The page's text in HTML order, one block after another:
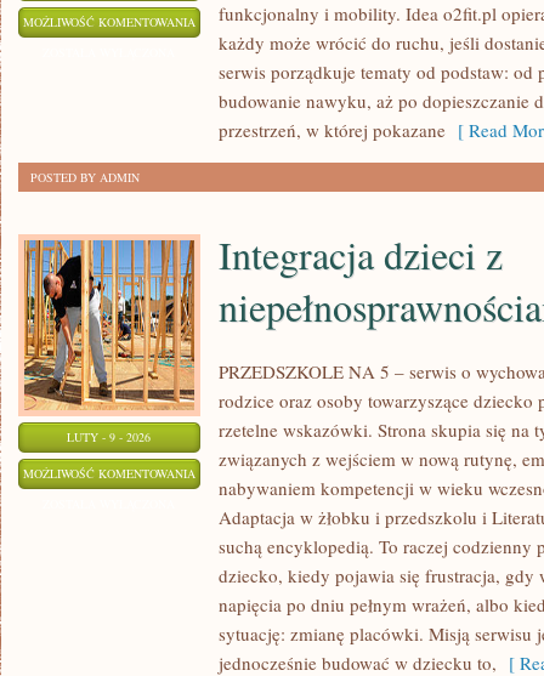
MOŻLIWOŚĆ KOMENTOWANIA KOBIETA
FORMIE
funkcjonalny i mobility. Idea o2fit.pl
każdy może wrócić do ruchu, jeśli
serwis porządkuje tematy od podstaw: od
budowanie nawyku, aż po dopieszczanie
przestrzeń, w której pokazane [ Read
POSTED BY ADMIN
LUTY - 9 - 2026
MOŻLIWOŚĆ KOMENTOWANIA INTEGRACJA
NIEPEŁNOSPRAWNOŚCIAMI
Integracja dzieci z
PRZEDSZKOLE NA 5 – serwis o
rodzice oraz osoby towarzyszące dziecko
rzetelne wskazówki. Strona skupia się na
związanych z wejściem w nową rutynę,
nabywaniem kompetencji w wieku
Adaptacja w żłobku i przedszkolu i
suchą encyklopedią. To raczej
dziecko, kiedy pojawia się frustracja, gdy
napięcia po dniu pełnym wrażeń, albo
sytuację: zmianę placówki. Misją serwisu
jednocześnie budować w dziecku to, [